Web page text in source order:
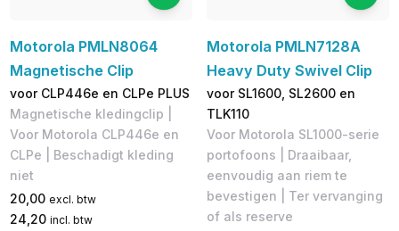
Motorola PMLN8064
Magnetische Clip
voor CLP446e en CLPe PLUS
Magnetische kledingclip |
Voor Motorola CLP446e en
CLPe | Beschadigt kleding
niet
20,00 excl. btw
24,20 incl. btw
Motorola PMLN7128A
Heavy Duty Swivel Clip
voor SL1600, SL2600 en
TLK110
Voor Motorola SL1000-serie
portofoons | Draaibaar,
eenvoudig aan riem te
bevestigen | Ter vervanging
of als reserve